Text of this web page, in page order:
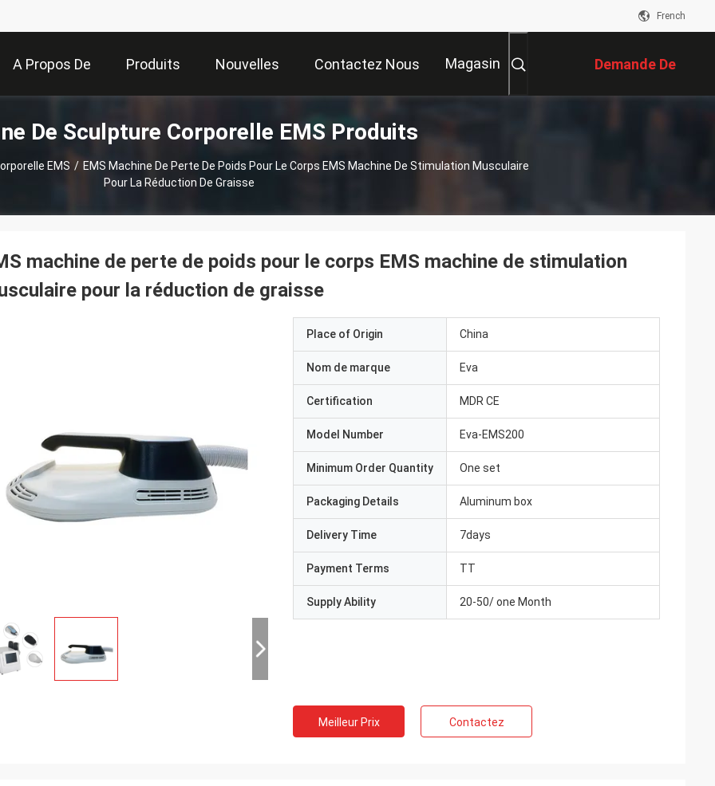
French
A Propos De
Nous
Produits Nouvelles Contactez Nous Magasin Demande De
Soumission
De Sculpture Corporelle EMS Produits
EMS / EMS Machine De Perte De Poids Pour Le Corps EMS Machine De Stimulation Musculaire
Pour La Réduction De Graisse
machine de perte de poids pour le corps EMS machine de stimulation
pour la réduction de graisse
Place of Origin China
Nom de marque Eva
Certification MDR CE
Model Number Eva-EMS200
Minimum Order Quantity One set
Packaging Details Aluminum box
Delivery Time 7days
Payment Terms TT
Supply Ability 20-50/ one Month
Meilleur Prix Contactez